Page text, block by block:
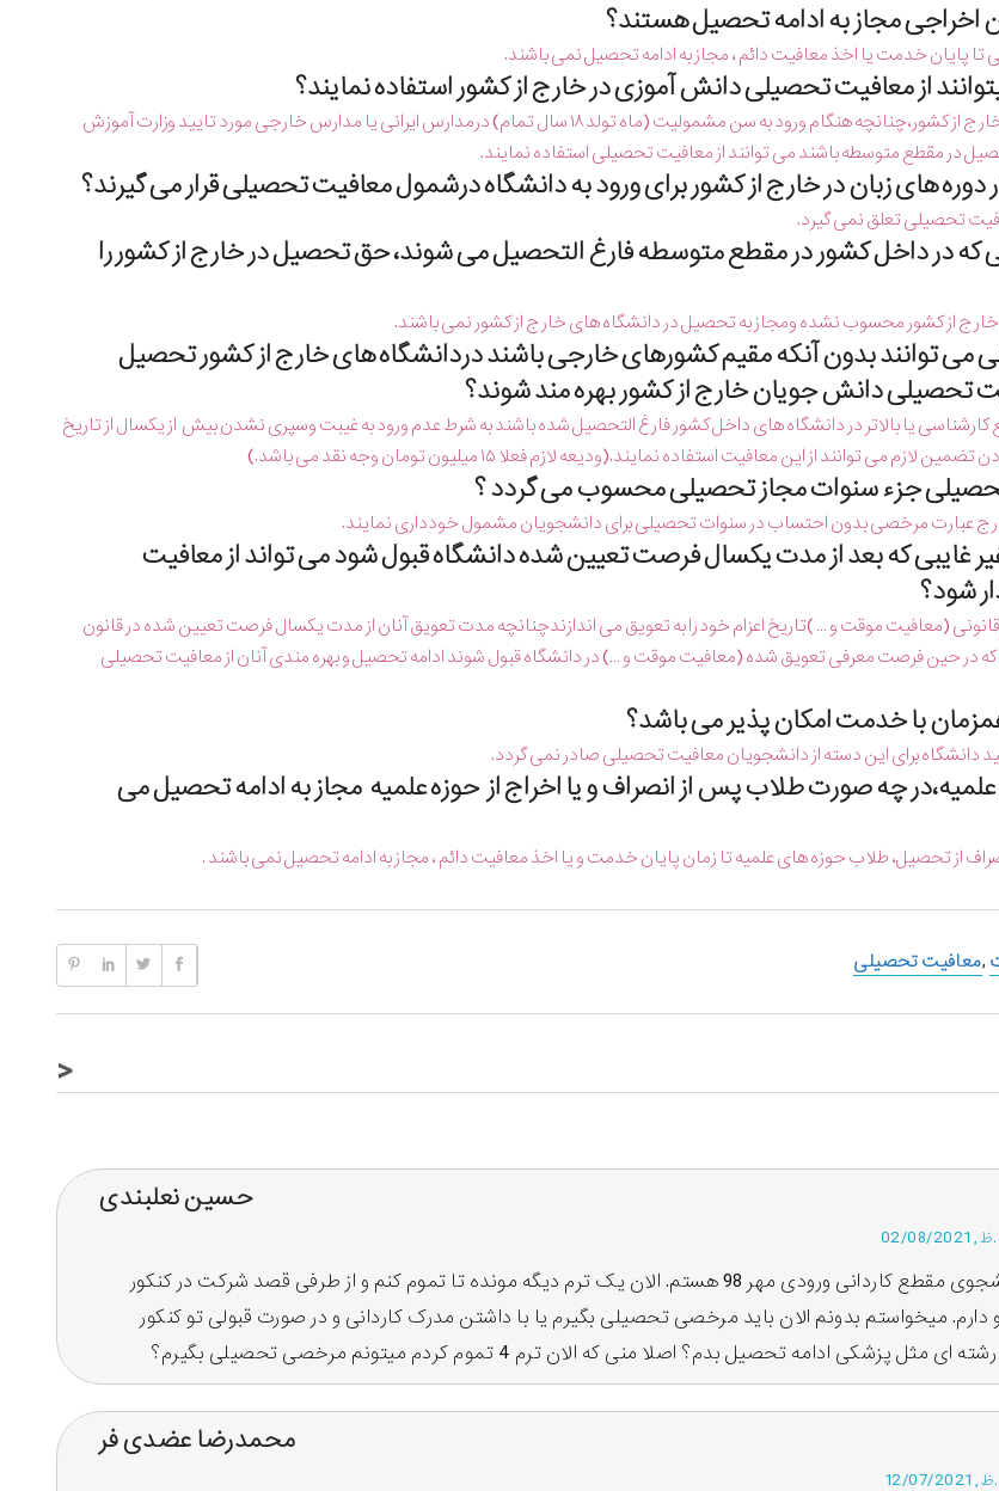
تا پایان خدمت یا اخذ معافیت دائم ، مجاز به ادامه تحصیل نمی باشند.
فرزندان ایرانیان مقیم خارج از كشور،چنانچه هنگام ورود به سن مشمولیت (ماه تولد ۱۸ سال تمام) درمدارس ایرانی یا مدارس خارجی مورد تایید وزارت آموزش
در مقطع متوسطه باشند می توانند از معافیت تحصیلی استفاده نمایند.
تحصیلی تعلق نمی گیرد.
كه در داخل كشور در مقطع متوسطه فارغ التحصیل می شوند، حق تحصیل در خارج از كشور را
خارج از كشور محسوب نشده ومجاز به تحصیل در دانشگاه های خارج از كشور نمی باشند.
می توانند بدون آنكه مقیم كشورهای خارجی باشند دردانشگاه های خارج از كشور تحصیل
تحصیلی دانش جویان خارج از كشور بهره مند شوند؟
یا بالاتر در دانشگاه های داخل كشور فارغ التحصیل شده باشند به شرط عدم ورود به غیبت وسپری نشدن بیش از یكسال از تاریخ
می توانند از این معافیت استفاده نمایند.(ودیعه لازم فعلا ۱۵ میلیون تومان وجه نقد می باشد.)
درج عبارت مرخصی بدون احتساب در سنوات تحصیلی برای دانشجویان مشمول خودداری نمایند.
غایبی که بعد از مدت یکسال فرصت تعیین شده دانشگاه قبول شود می تواند از معافیت
شود؟
(معافیت موقت و … )تاریخ اعزام خود را به تعویق می اندازندچنانچه مدت تعویق آنان از مدت یکسال فرصت تعیین شده در قانون
که در حین فرصت معرفی تعویق شده (معافیت موقت و …) در دانشگاه قبول شوند ادامه تحصیل و بهره مندی آنان از معافیت تحصیلی
دانشگاه برای این دسته از دانشجویان معافیت تحصیلی صادر نمی گردد.
علمیه،در چه صورت طلاب پس از انصراف و یا اخراج از حوزه علمیه مجاز به ادامه تحصیل می
از تحصیل، طلاب حوزه های علمیه تا زمان پایان خدمت و یا اخذ معافیت دائم ، مجاز به ادامه تحصیل نمی باشند .
,معافیت تحصیلی
<
حسین نعلبندی
سلام ، بنده دانشجوی مقطع کاردانی ورودی مهر 98 هستم. الان یک ترم دیگه مونده تا تموم کنم و از طرفی قصد شرکت در کنکور
1401 رو دارم. میخواستم بدونم الان باید مرخصی تحصیلی بگیرم یا با داشتن مدرک کاردانی و در صورت قبولی تو کنکور
محمدرضا عضدی فر